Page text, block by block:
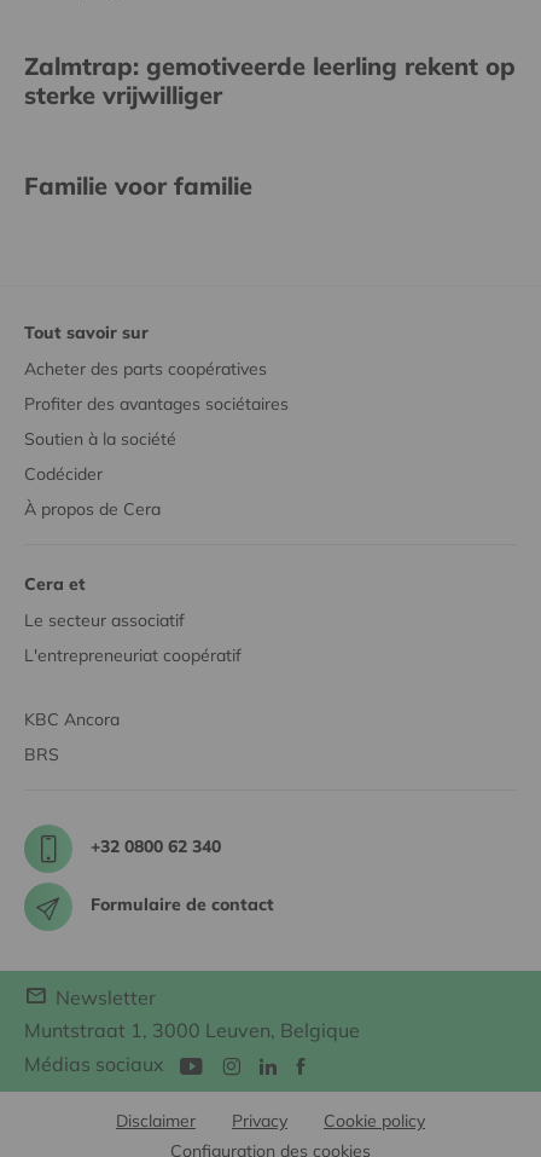
Zalmtrap: gemotiveerde leerling rekent op
sterke vrijwilliger
Familie voor familie
Tout savoir sur
Acheter des parts coopératives
Profiter des avantages sociétaires
Soutien à la société
Codécider
À propos de Cera
Cera et
Le secteur associatif
L'entrepreneuriat coopératif
KBC Ancora
BRS
+32 0800 62 340
Formulaire de contact
Newsletter
Muntstraat 1, 3000 Leuven, Belgique
Médias sociaux
Disclaimer Privacy
Cookie policy
Configuration des cookies